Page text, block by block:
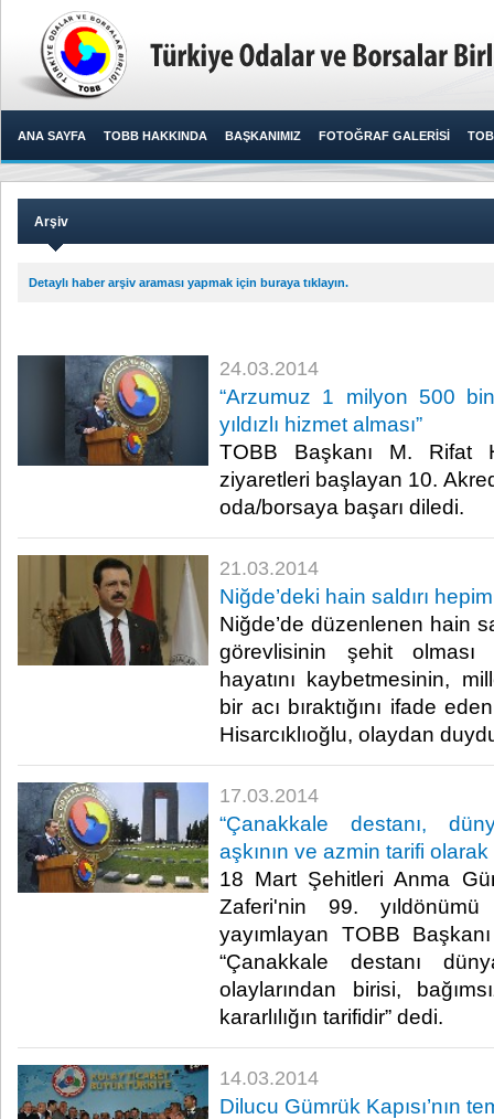
ANA SAYFA TOBB HAKKINDA BAŞKANIMIZ FOTOĞRAF GALERİSİ
Arşiv
Detaylı haber arşiv araması yapmak için buraya tıklayın.
24.03.2014
“Arzumuz 1 milyon 500
yıldızlı hizmet alması”
TOBB Başkanı M. Rifat
ziyaretleri başlayan 10.
oda/borsaya başarı diledi.​
21.03.2014
Niğde’deki hain saldırı
Niğde’de düzenlenen hain
görevlisinin şehit olması
hayatını kaybetmesinin,
bir acı bıraktığını ifade
Hisarcıklıoğlu, olaydan
17.03.2014
“Çanakkale destanı,
aşkının ve azmin tarifi olarak
18 Mart Şehitleri Anma
Zaferi'nin 99.
yayımlayan TOBB
“Çanakkale destanı
olaylarından birisi,
kararlılığın tarifidir” dedi.​
14.03.2014
Dilucu Gümrük Kapısı’nın